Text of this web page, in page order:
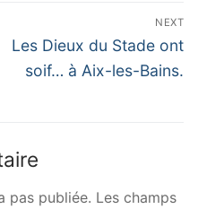
NEXT
Next
post:
Les Dieux du Stade ont
soif… à Aix-les-Bains.
pas publiée. Les champs